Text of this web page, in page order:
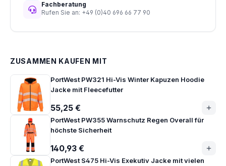
Fachberatung
Rufen Sie an: +49 (0)40 696 66 77 90
ZUSAMMEN KAUFEN MIT
PortWest PW321 Hi-Vis Winter Kapuzen Hoodie
Jacke mit Fleecefutter
55,25 €
PortWest PW355 Warnschutz Regen Overall für
höchste Sicherheit
140,93 €
PortWest S475 Hi-Vis Exekutiv Jacke mit vielen